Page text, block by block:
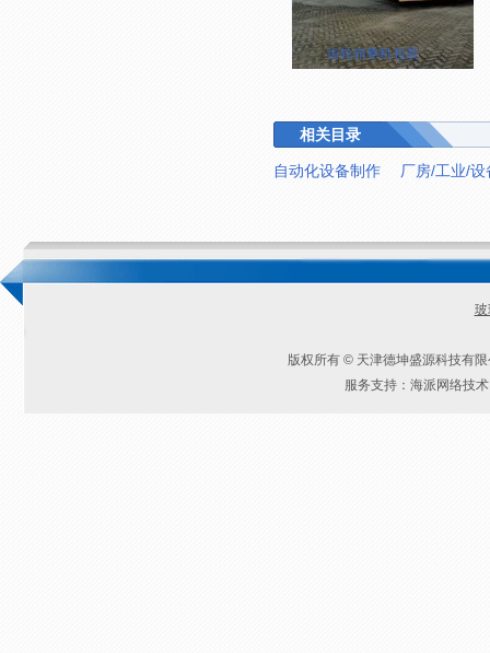
齿轮箱整机包装
相关目录
自动化设备制作 厂房/工业/
版权所有 © 天津德坤盛源科技有
服务支持：海派网络技